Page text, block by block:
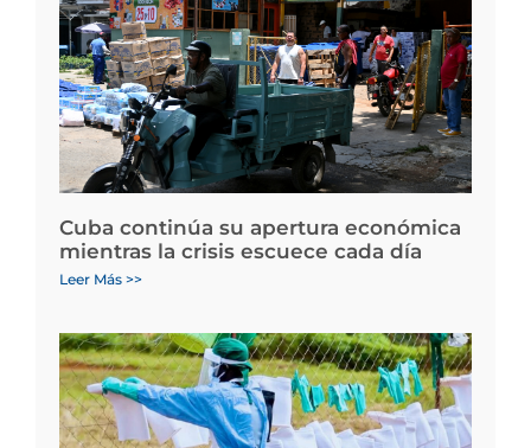
Cuba continúa su apertura económica
mientras la crisis escuece cada día
Leer Más >>